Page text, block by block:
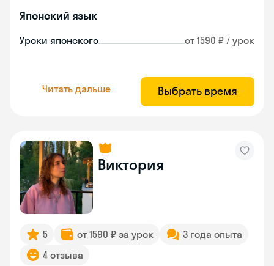
Японский язык
Уроки японского от 1590 ₽ / урок
Читать дальше Выбрать время
Виктория
5 от 1590 ₽ за урок
3 года опыта
4 отзыва